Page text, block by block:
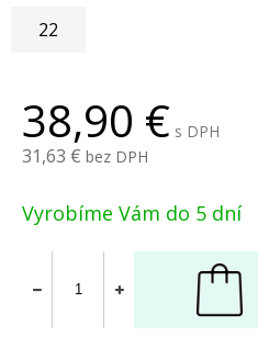
38,90 s DPH
31,63 bez DPH
Vyrobíme Vám do 5 dní
22